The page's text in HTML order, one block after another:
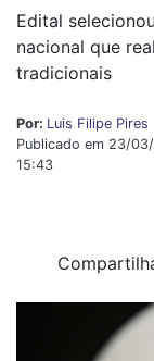
Edital
nacional que
tradicionais
Por: Luis Filipe Pires
Publicado em 23/
15:43